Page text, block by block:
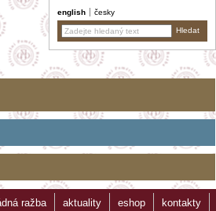
english česky
ražba aktuality eshop kontakty